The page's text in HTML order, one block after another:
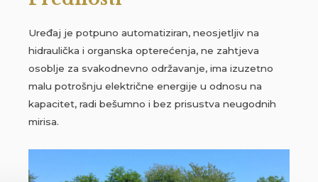
Uređaj je potpuno automatiziran, neosjetljiv na
hidraulička i organska opterećenja, ne zahtjeva
osoblje za svakodnevno održavanje, ima izuzetno
malu potrošnju električne energije u odnosu na
kapacitet, radi bešumno i bez prisustva neugodnih
mirisa.